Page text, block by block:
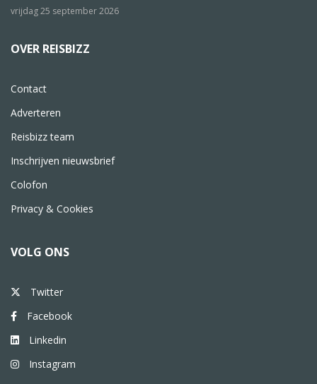
vrijdag 25 september 2026
OVER REISBIZZ
Contact
Adverteren
Reisbizz team
Inschrijven nieuwsbrief
Colofon
Privacy & Cookies
VOLG ONS
Twitter
Facebook
Linkedin
Instagram